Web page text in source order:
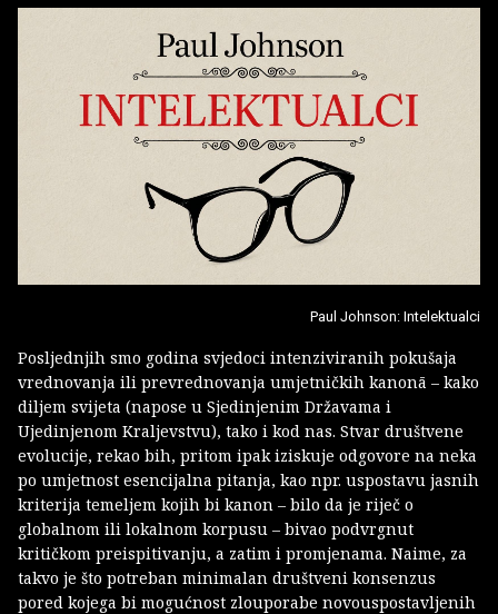
Paul Johnson: Intelektualci
Posljednjih smo godina svjedoci intenziviranih pokušaja
vrednovanja ili prevrednovanja umjetničkih kanonā – kako
diljem svijeta (napose u Sjedinjenim Državama i
Ujedinjenom Kraljevstvu), tako i kod nas. Stvar društvene
evolucije, rekao bih, pritom ipak iziskuje odgovore na neka
po umjetnost esencijalna pitanja, kao npr. uspostavu jasnih
kriterija temeljem kojih bi kanon – bilo da je riječ o
globalnom ili lokalnom korpusu – bivao podvrgnut
kritičkom preispitivanju, a zatim i promjenama. Naime, za
takvo je što potreban minimalan društveni konsenzus
pored kojega bi mogućnost zlouporabe novouspostavljenih